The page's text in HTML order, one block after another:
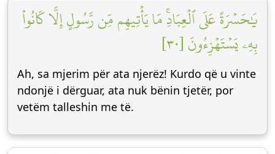
يَٰحَسۡرَةً عَلَى ٱلۡعِبَادِۚ مَا يَأۡتِيهِم مِّن رَّسُولٍ إِلَّا كَانُواْ
بِهِۦ يَسۡتَهۡزِءُونَ [٣٠]
Ah, sa mjerim për ata njerëz! Kurdo që u vinte
ndonjë i dërguar, ata nuk bënin tjetër, por
vetëm talleshin me të.